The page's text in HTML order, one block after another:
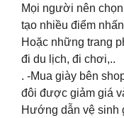
Mọi người nên
tạo nhiều điểm
Hoặc những trang
đi du lịch, đi chơi,..
. -Mua giày bên
đôi được giảm giá
Hướng dẫn vệ sinh